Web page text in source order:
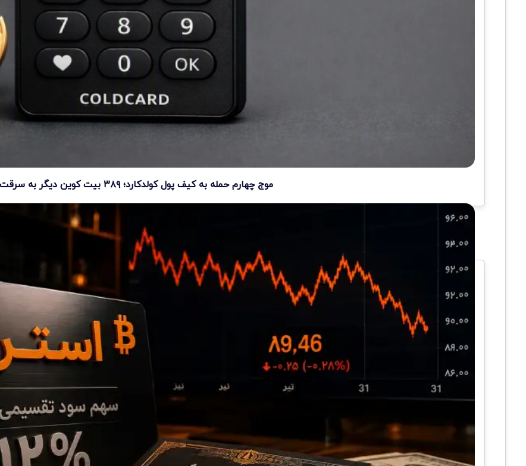
موج چهارم حمله به کیف پول کولدکارد؛ ۳۸۹ بیت کوین دیگر به سرقت رفت